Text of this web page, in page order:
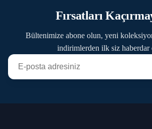
Fırsatları
Bültenimize abone olun, yeni
indirimlerden ilk siz haberdar